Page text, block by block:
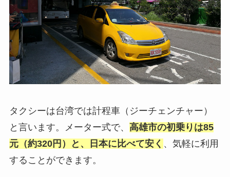
タクシーは台湾では計程車（ジーチェンチャー）
と言います。メーター式で、 高雄市の初乗りは85
元（約320円）と、日本に比べて安く 、気軽に利用
することができます。